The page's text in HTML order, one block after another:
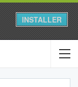
INSTALLER